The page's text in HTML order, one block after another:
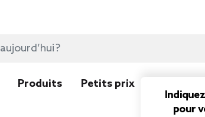
pour
Produits Petits prix